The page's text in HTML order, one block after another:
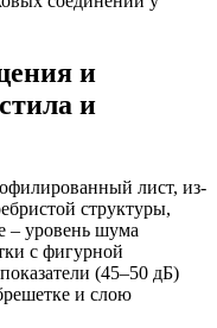
и
и
лист, из-
структуры,
– уровень шума
с фигурной
(45–50 дБ)
и слою